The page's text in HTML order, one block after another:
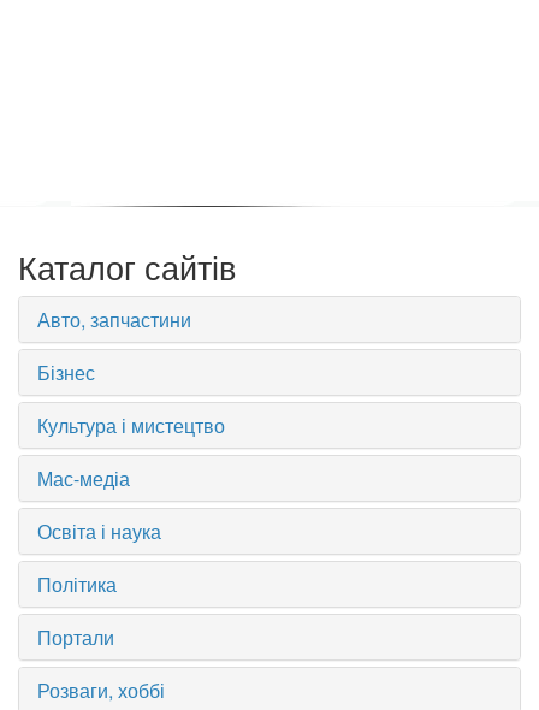
Каталог сайтів
Авто, запчастини
Бізнес
Культура і мистецтво
Мас-медіа
Освіта і наука
Політика
Портали
Розваги, хоббі